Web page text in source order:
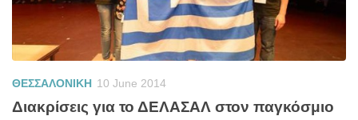
ΘΕΣΣΑΛΟΝΙΚΗ 10 June 2014
Διακρίσεις για το ΔΕΛΑΣΑΛ στον παγκόσμιο